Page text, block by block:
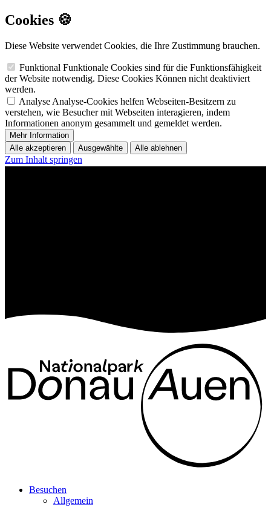
Cookies 🍪
Diese Website verwendet Cookies, die Ihre Zustimmung brauchen.
Funktional Funktionale Cookies sind für die Funktionsfähigkeit
der Website notwendig. Diese Cookies Können nicht deaktiviert
werden.
Analyse Analyse-Cookies helfen Webseiten-Besitzern zu
verstehen, wie Besucher mit Webseiten interagieren, indem
Informationen anonym gesammelt und gemeldet werden.
Mehr Information
Alle akzeptieren
Ausgewählte Alle ablehnen
Zum Inhalt springen
Besuchen
Allgemein